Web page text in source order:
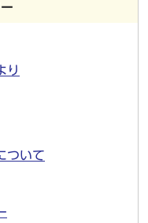
り
ついて